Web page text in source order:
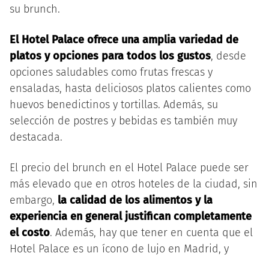
su brunch.
El Hotel Palace ofrece una amplia variedad de
platos y opciones para todos los gustos, desde
opciones saludables como frutas frescas y
ensaladas, hasta deliciosos platos calientes como
huevos benedictinos y tortillas. Además, su
selección de postres y bebidas es también muy
destacada.
El precio del brunch en el Hotel Palace puede ser
más elevado que en otros hoteles de la ciudad, sin
embargo, la calidad de los alimentos y la
experiencia en general justifican completamente
el costo. Además, hay que tener en cuenta que el
Hotel Palace es un ícono de lujo en Madrid, y